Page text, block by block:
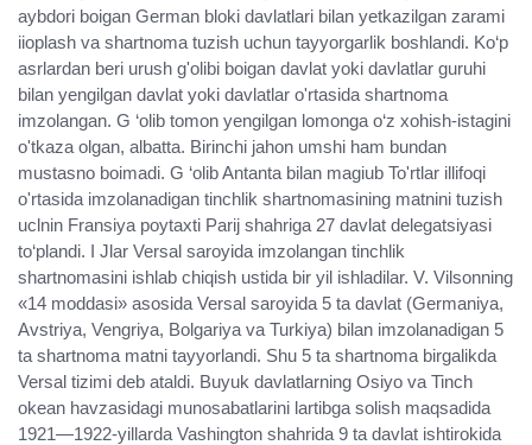
aybdori boigan German bloki davlatlari bilan yetkazilgan zarami
iioplash va shartnoma tuzish uchun tayyorgarlik boshlandi. Ko‘p
asrlardan beri urush g'olibi boigan davlat yoki davlatlar guruhi
bilan yengilgan davlat yoki davlatlar o'rtasida shartnoma
imzolangan. G ‘olib tomon yengilgan lomonga o‘z xohish-istagini
o'tkaza olgan, albatta. Birinchi jahon umshi ham bundan
mustasno boimadi. G ‘olib Antanta bilan magiub To'rtlar illifoqi
o'rtasida imzolanadigan tinchlik shartnomasining matnini tuzish
uclnin Fransiya poytaxti Parij shahriga 27 davlat delegatsiyasi
to‘plandi. I Jlar Versal saroyida imzolangan tinchlik
shartnomasini ishlab chiqish ustida bir yil ishladilar. V. Vilsonning
«14 moddasi» asosida Versal saroyida 5 ta davlat (Germaniya,
Avstriya, Vengriya, Bolgariya va Turkiya) bilan imzolanadigan 5
ta shartnoma matni tayyorlandi. Shu 5 ta shartnoma birgalikda
Versal tizimi deb ataldi. Buyuk davlatlarning Osiyo va Tinch
okean havzasidagi munosabatlarini lartibga solish maqsadida
1921—1922-yillarda Vashington shahrida 9 ta davlat ishtirokida